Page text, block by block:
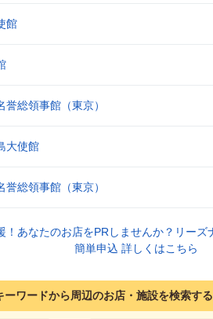
館
総領事館（東京）
大使館
総領事館（東京）
ーワードから周辺のお店・施設を検索する